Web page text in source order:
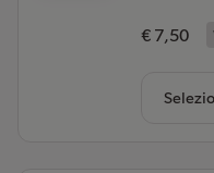
€ 7,50